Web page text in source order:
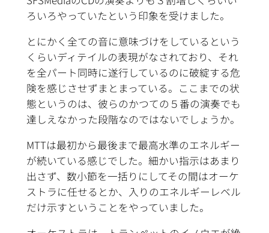
ろいろやっていたという印象を受けました。
とにかく全ての音に意味づけをしているという
くらいディテイルの表現がなされており、それ
を全パート同時に遂行しているのに破綻する危
険を感じさせずまとまっている。ここまでの状
態というのは、彼らのかつての５番の演奏でも
達しえなかった段階なのではないでしょうか。
MTTは最初から最後まで最高水準のエネルギー
が続いている感じでした。細かい指示はあまり
出さず、数小節を一括りにしてその間はオーケ
ストラに任せるとか、入りのエネルギーレベル
だけ示すということをやっていました。